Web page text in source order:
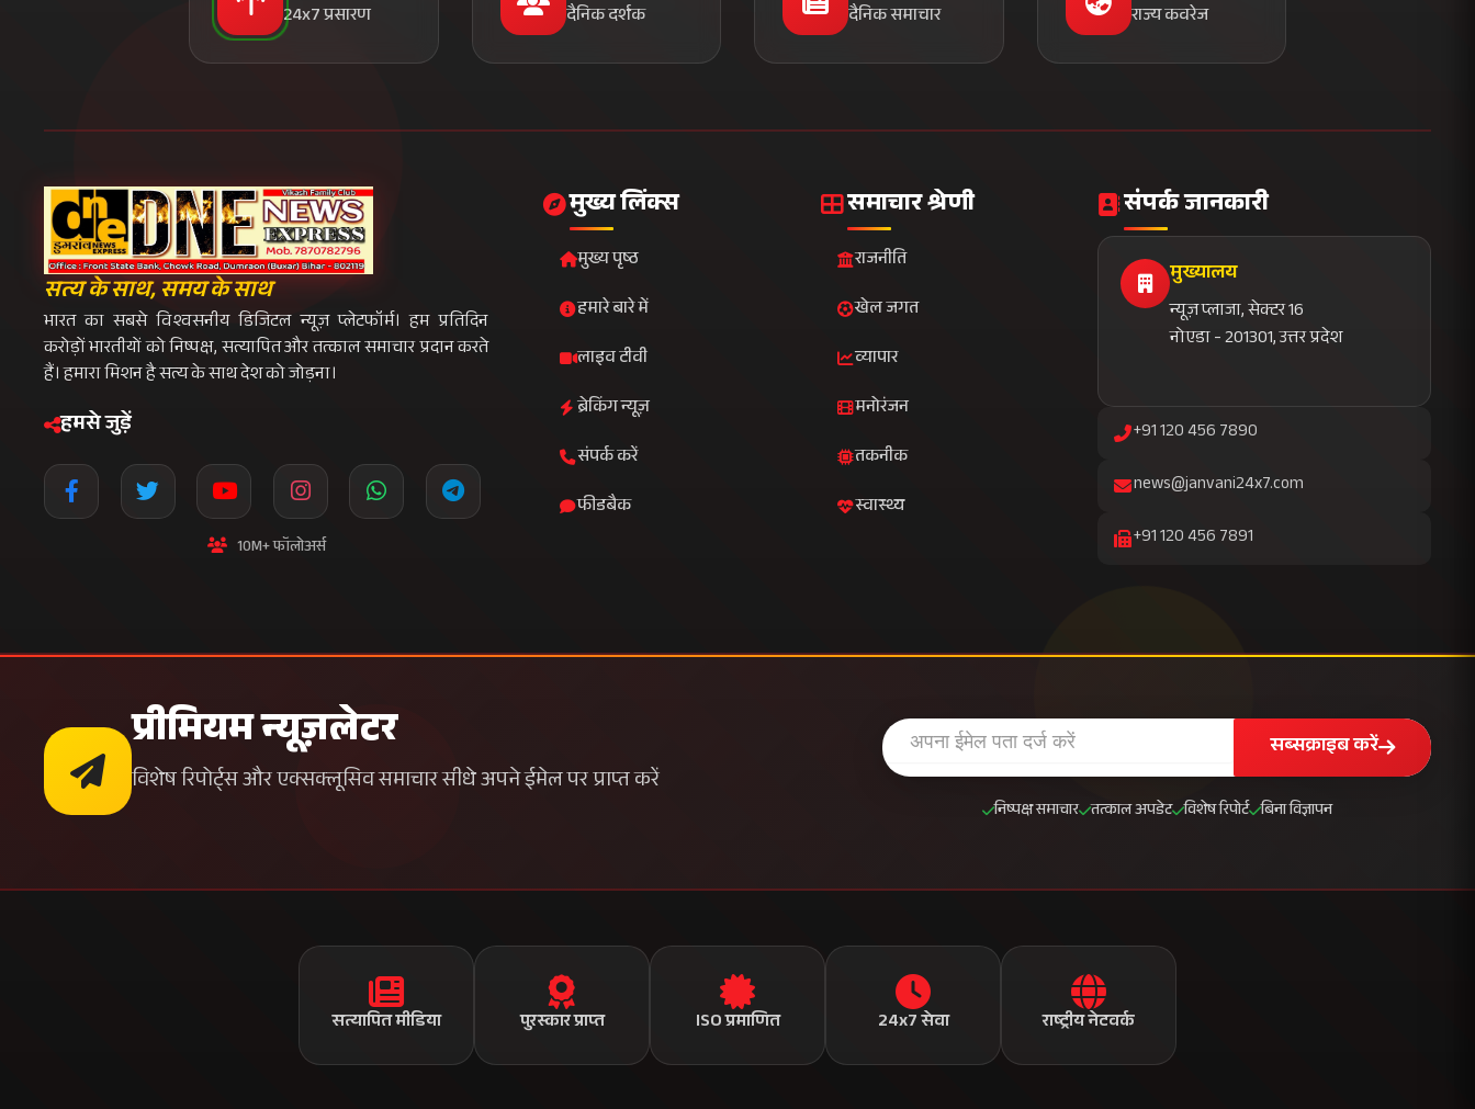
LIVE
24x7 प्रसारण
10M+
दैनिक दर्शक
500+
दैनिक समाचार
सत्य के साथ, समय के साथ
करोड़ों भारतीयों को निष्पक्ष, सत्यापित और तत्काल समाचार प्रदान करते
हैं। हमारा मिशन है सत्य के साथ देश को जोड़ना।
हमसे जुड़ें
10M+ फॉलोअर्स
हमारे बारे में
खेल जगत
मनोरंजन
संपर्क जानकारी
न्यूज़ प्लाजा, सेक्टर 16
+91 120 456 7890
+91 120 456 7891
प्रीमियम न्यूज़लेटर